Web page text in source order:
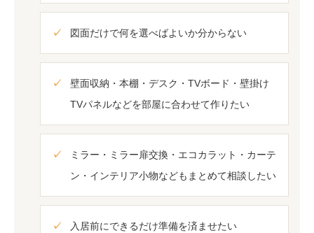
図面だけで何を選べばよいか分からない
壁面収納・本棚・デスク・TVボード・壁掛け
TVパネルなどを部屋に合わせて作りたい
ミラー・ミラー扉交換・エコカラット・カーテ
ン・インテリア小物などもまとめて相談したい
入居前にできるだけ準備を済ませたい